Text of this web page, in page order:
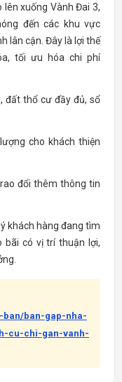
lên xuống Vành Đai 3,
đến các khu vực
lân cận. Đây là lợi thế
tối ưu hóa chi phí
đất thổ cư đầy đủ, sổ
cho khách thiện
đổi thêm thông tin
khách hàng đang tìm
bãi có vị trí thuận lợi,
ban/ban-gap-nha-
cu-chi-gan-vanh-